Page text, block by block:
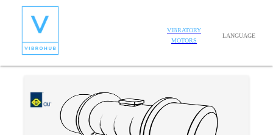
VIBRATORY
MOTORS
LANGUAGE